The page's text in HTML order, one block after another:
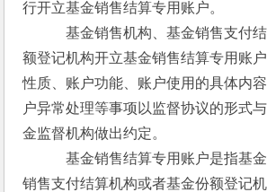
行开立基金销售结算专用账户。
基金销售机构、基金销售支付结
额登记机构开立基金销售结算专用账
性质、账户功能、账户使用的具体内
户异常处理等事项以监督协议的形式
金监督机构做出约定。
基金销售结算专用账户是指基金
销售支付结算机构或者基金份额登记